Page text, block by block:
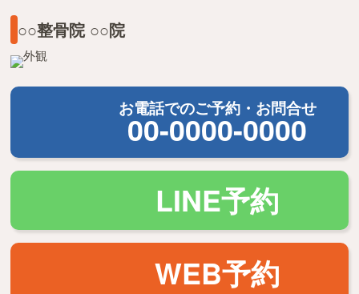
○○整骨院 ○○院
お電話でのご予約・お問合せ
00-0000-0000
LINE予約
WEB予約